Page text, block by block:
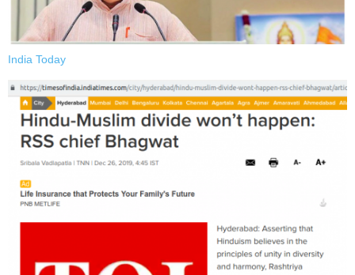
India Today